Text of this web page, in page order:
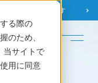
る際の
のため、
当サイトで
用に同意
お役立ち情報を探す
English
把握